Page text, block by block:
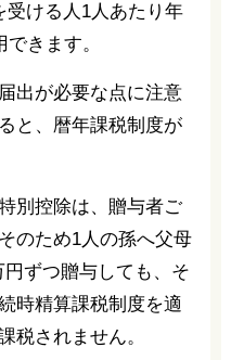
受ける人1人あたり年
きます。
出が必要な点に注意
と、暦年課税制度が
別控除は、贈与者ご
のため1人の孫へ父母
ずつ贈与しても、そ
時精算課税制度を適
税されません。